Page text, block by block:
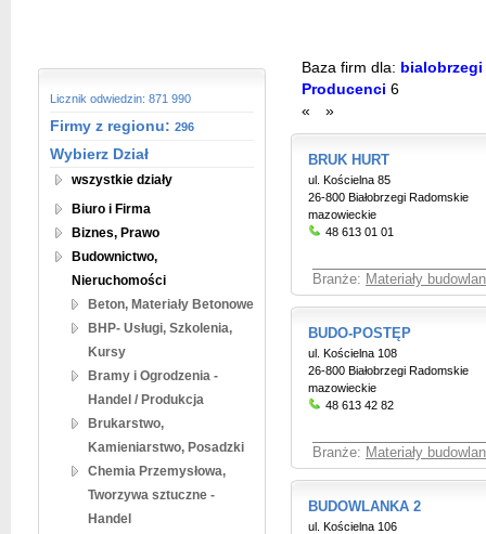
Licznik odwiedzin: 871 990
Firmy z regionu: 296
Wybierz Dział
wszystkie działy
Biuro i Firma
Biznes, Prawo
Budownictwo,
Nieruchomości
Beton, Materiały Betonowe
BHP- Usługi, Szkolenia,
Kursy
Bramy i Ogrodzenia -
Handel / Produkcja
Brukarstwo,
Kamieniarstwo, Posadzki
Chemia Przemysłowa,
Tworzywa sztuczne -
Handel
Baza firm dla: bialobrzegi
Producenci 6
«
»
BRUK HURT
ul. Kościelna 85
26-800 Białobrzegi Radomskie
mazowieckie
48 613 01 01
Branże: Materiały
BUDO-POSTĘP
ul. Kościelna 108
26-800 Białobrzegi Radomskie
mazowieckie
48 613 42 82
Branże: Materiały
BUDOWLANKA 2
ul. Kościelna 106